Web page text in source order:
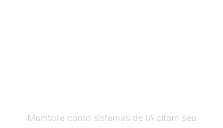
Monitore como sistemas de IA citam seu